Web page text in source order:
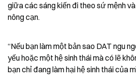
giữa các sáng kiến đi theo sứ mệnh
nông cạn.
“Nếu bạn làm một bản sao DAT ngu
yếu hoặc một hệ sinh thái mà có lẽ
bạn chỉ đang làm hại hệ sinh thái của